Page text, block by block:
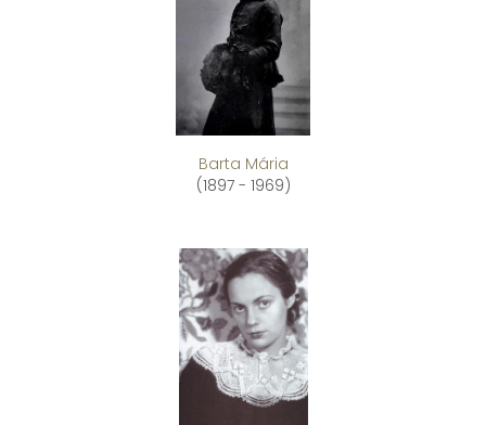
Barta Mária
(1897 - 1969)